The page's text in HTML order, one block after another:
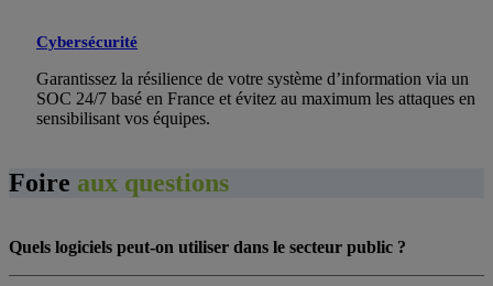
Cybersécurité
Garantissez la résilience de votre système d’information via un
SOC 24/7 basé en France et évitez au maximum les attaques en
sensibilisant vos équipes.
Foire aux questions
Quels logiciels peut-on utiliser dans le secteur public ?